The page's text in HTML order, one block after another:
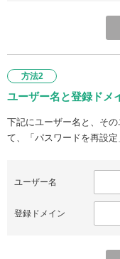
方法2
ユーザー名と登録ドメ
下記にユーザー名と、そ
て、「パスワードを再設定
ユーザー名
登録ドメイン